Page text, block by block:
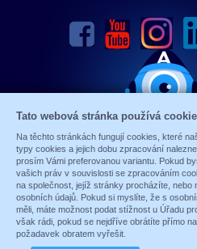
© 1989 - 2026 ALARM
Sun-shop
Tato webová stránka používá
Na těchto stránkách fungují cookies, které
typy cookies a jejich dobu zpracování
prosím Vámi preferovanou variantu. Pokud
vašich práv v souvislosti se zpracováním
na společnost, jejíž stránky procházíte, nebo
osobních údajů. Pokud si myslíte, že s
měli, máte možnost podat stížnost u Úřadu
však rádi, pokud se nejdříve obrátíte přímo
požadavek obratem vyřešit.